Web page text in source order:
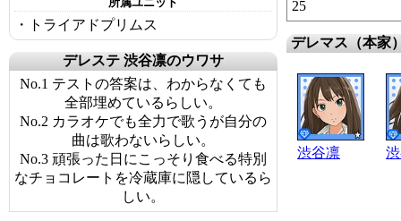
25
デレマス（本家
渋谷凛
・トライアドプリムス
デレステ 渋谷凛のウワサ
No.1 テストの答案は、わからなくても
全部埋めているらしい。
No.2 カラオケでも全力で歌うが自分の
曲は歌わないらしい。
No.3 頑張った日にこっそり食べる特別
なチョコレートを冷蔵庫に隠しているら
しい。